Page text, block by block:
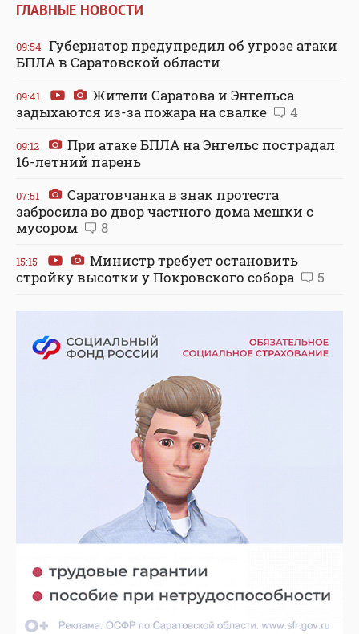
ГЛАВНЫЕ НОВОСТИ
09:54 Губернатор предупредил об угрозе атаки
БПЛА в Саратовской области
09:41
Жители Саратова и Энгельса
задыхаются из-за пожара на свалке
4
09:12
При атаке БПЛА на Энгельс пострадал
16-летний парень
07:51
Саратовчанка в знак протеста
забросила во двор частного дома мешки с
мусором
8
15:15
Министр требует остановить
стройку высотки у Покровского собора
5